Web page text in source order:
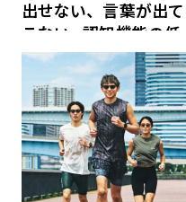
出せない、言葉が出て
こない…認知機能の低
下を救う、脳のインナ
ーケアとは